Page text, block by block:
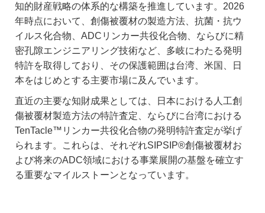
知的財産戦略の体系的な構築を推進しています。2026
年時点において、創傷被覆材の製造方法、抗菌・抗ウ
イルス化合物、ADCリンカー共役化合物、ならびに精
密孔隙エンジニアリング技術など、多岐にわたる発明
特許を取得しており、その保護範囲は台湾、米国、日
本をはじめとする主要市場に及んでいます。
直近の主要な知財成果としては、日本における人工創
傷被覆材製造方法の特許査定、ならびに台湾における
TenTacle™リンカー共役化合物の発明特許査定が挙げ
られます。これらは、それぞれSIPSIP®創傷被覆材お
よび将来のADC領域における事業展開の基盤を確立す
る重要なマイルストーンとなっています。